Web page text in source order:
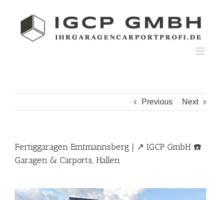
Previous Next
Fertiggaragen Emtmannsberg | ↗️ IGCP GmbH ☎️
Garagen & Carports, Hallen